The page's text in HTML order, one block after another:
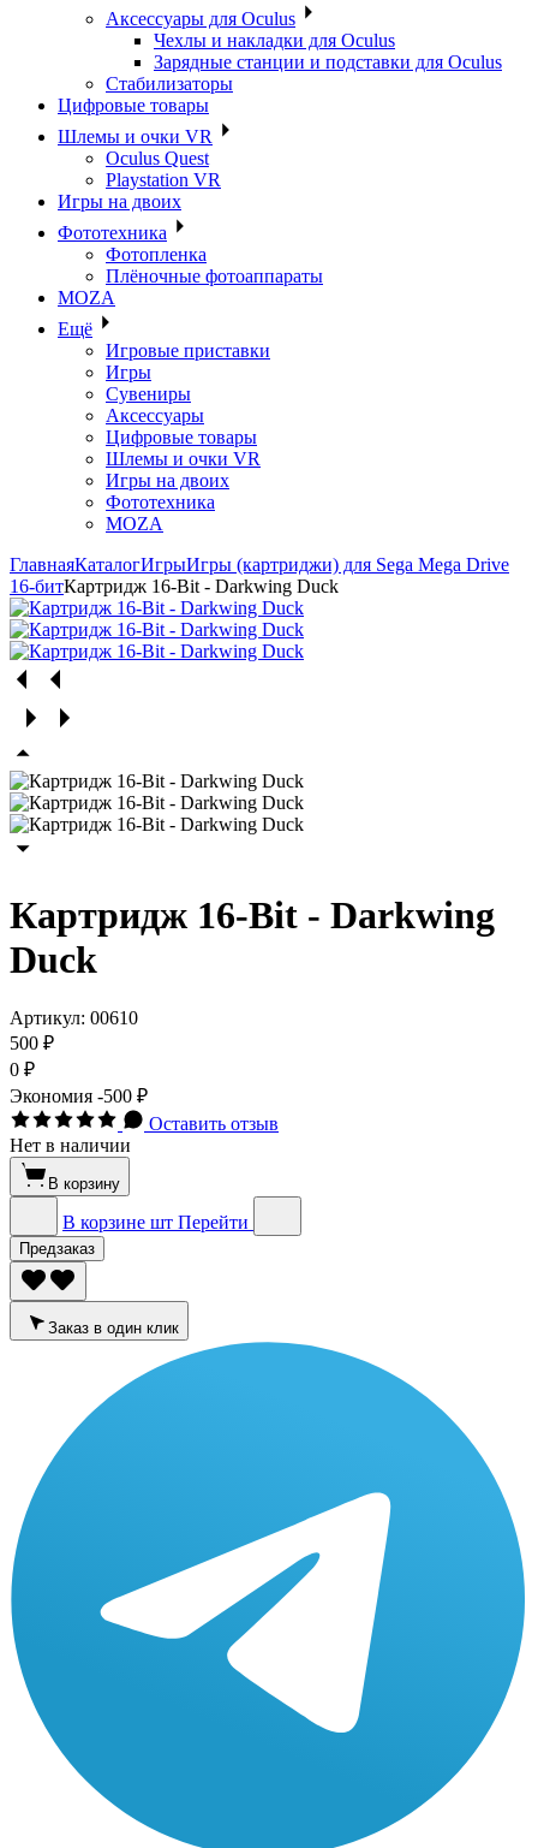
Аксессуары для Oculus
Чехлы и накладки для Oculus
Зарядные станции и подставки для Oculus
Стабилизаторы
Цифровые товары
Шлемы и очки VR
Oculus Quest
Playstation VR
Игры на двоих
Фототехника
Фотопленка
Плёночные фотоаппараты
MOZA
Ещё
Игровые приставки
Игры
Сувениры
Аксессуары
Цифровые товары
Шлемы и очки VR
Игры на двоих
Фототехника
MOZA
ГлавнаяКаталогИгрыИгры (картриджи) для Sega Mega Drive
16-битКартридж 16-Bit - Darkwing Duck
Картридж 16-Bit - Darkwing
Duck
Артикул: 00610
500 ₽
0 ₽
Экономия -500 ₽
Оставить отзыв
Нет в наличии
В корзину
В корзине шт Перейти
Предзаказ
Заказ в один клик